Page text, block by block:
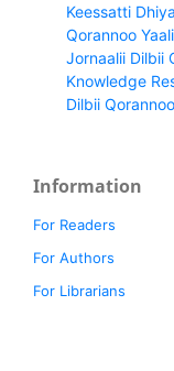
Keessatti
Qorannoo
Jornaalii Dilbii
Knowledge
Dilbii
Information
For Readers
For Authors
For Librarians